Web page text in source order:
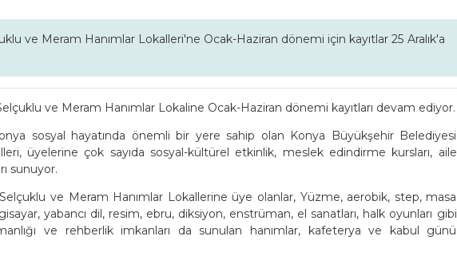
ve Meram Hanımlar Lokalleri'ne Ocak-Haziran dönemi için kayıtlar 25 Aralık'a
ve Meram Hanımlar Lokaline Ocak-Haziran dönemi kayıtları devam ediyor.
sosyal hayatında önemli bir yere sahip olan Konya Büyükşehir Belediyesi
üyelerine çok sayıda sosyal-kültürel etkinlik, meslek edindirme kursları, aile
sunuyor.
ve Meram Hanımlar Lokallerine üye olanlar, Yüzme, aerobik, step, masa
yabancı dil, resim, ebru, diksiyon, enstrüman, el sanatları, halk oyunları gibi
ve rehberlik imkanları da sunulan hanımlar, kafeterya ve kabul günü